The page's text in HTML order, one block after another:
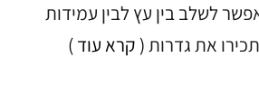
לשלב בין עץ לבין עמידות
את גדרות( קרא עוד )